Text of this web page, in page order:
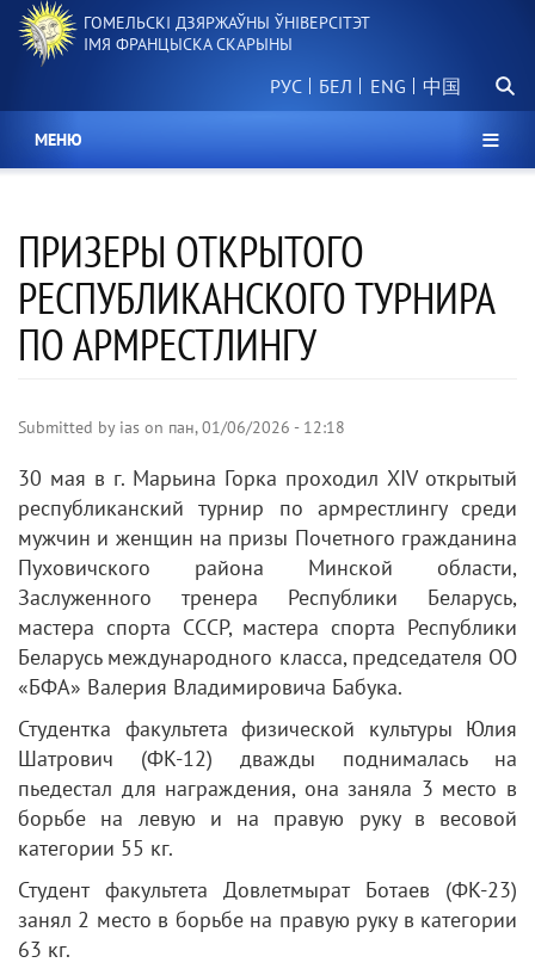
Перайсці
асноўнага
ГОМЕЛЬСКІ ДЗЯРЖАЎНЫ ЎНІВЕРСІТЭТ
ІМЯ ФРАНЦЫСКА СКАРЫНЫ
РУС БЕЛ 中国
МЕНЮ
ПРИЗЕРЫ ОТКРЫТОГО
РЕСПУБЛИКАНСКОГО ТУРНИРА
ПО АРМРЕСТЛИНГУ
Submitted by ias on пан, 01/06/2026 - 12:18
30 мая в г. Марьина Горка проходил ХIV открытый
республиканский турнир по армрестлингу среди
мужчин и женщин на призы Почетного гражданина
Пуховичского района Минской области,
Заслуженного тренера Республики Беларусь,
мастера спорта СССР, мастера спорта Республики
Беларусь международного класса, председателя ОО
«БФА» Валерия Владимировича Бабука.
Студентка факультета физической культуры Юлия
Шатрович (ФК-12) дважды поднималась на
пьедестал для награждения, она заняла 3 место в
борьбе на левую и на правую руку в весовой
категории 55 кг.
Студент факультета Довлетмырат Ботаев (ФК-23)
занял 2 место в борьбе на правую руку в категории
63 кг.